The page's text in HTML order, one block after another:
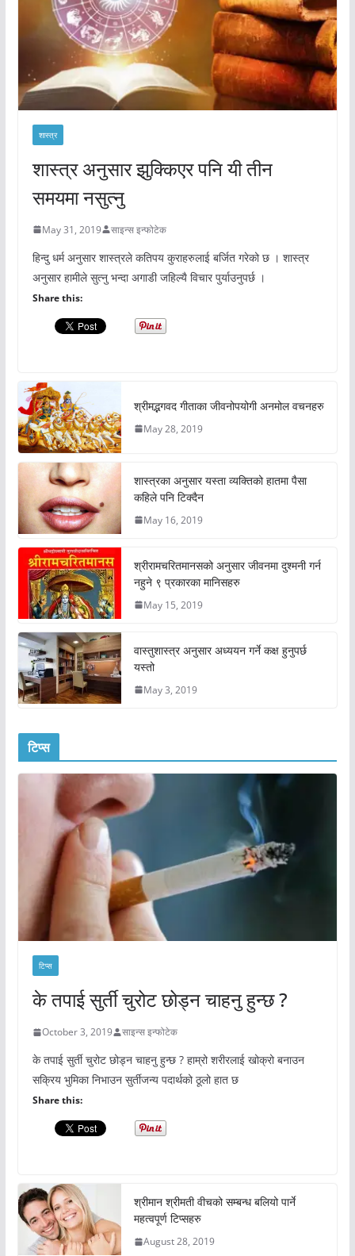
शास्त्र
शास्त्र अनुसार झुक्किएर पनि यी तीन
समयमा नसुत्नु
May 31, 2019 साइन्स इन्फोटेक
हिन्दु धर्म अनुसार शास्त्रले कतिपय कुराहरुलाई बर्जित गरेको छ । शास्त्र
अनुसार हामीले सुत्नु भन्दा अगाडी जहिल्यै विचार पुर्याउनुपर्छ ।
Share this:
श्रीमद्भगवद गीताका जीवनोपयोगी अनमोल वचनहरु
May 28, 2019
शास्त्रका अनुसार यस्ता व्यक्तिको हातमा पैसा
कहिले पनि टिक्दैन
May 16, 2019
श्रीरामचरितमानसको अनुसार जीवनमा दुश्मनी गर्न
नहुने ९ प्रकारका मानिसहरु
May 15, 2019
वास्तुशास्त्र अनुसार अध्ययन गर्ने कक्ष हुनुपर्छ
यस्तो
May 3, 2019
टिप्स
टिप्स
के तपाई सुर्ती चुरोट छोड्न चाहनु हुन्छ ?
October 3, 2019 साइन्स इन्फोटेक
के तपाई सुर्ती चुरोट छोड्न चाहनु हुन्छ ? हाम्रो शरीरलाई खोक्रो बनाउन
सक्रिय भुमिका निभाउन सुर्तीजन्य पदार्थको ठूलो हात छ
Share this:
श्रीमान श्रीमती वीचको सम्बन्ध बलियो पार्ने
महत्वपूर्ण टिप्सहरु
August 28, 2019